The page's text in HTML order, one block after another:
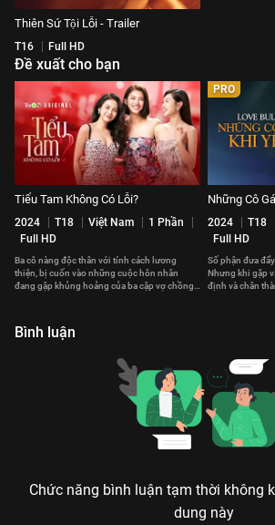
Thiên Sứ Tội Lỗi - Trailer
T16 Full HD
Đề xuất cho bạn
Tiểu Tam Không Có Lỗi?
2024 T18 Việt Nam
1 Phần
Full HD
Ba cô nàng độc thân với tính cách lương
thiện, bị cuốn vào những cuộc hôn nhân
đang gặp khủng hoảng của ba cặp vợ chồng
PRO
Những Cô
2024 T18
Full HD
Số phận đưa
Nhưng khi gặp
định và chân
Bình luận
Chức năng bình luận tạm thời không
dung này